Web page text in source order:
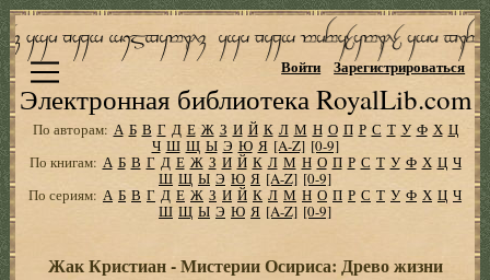
Электронная библиотека RoyalLib.com
Войти Зарегистрироваться
По авторам: А Б В Г Д Е Ж З И Й К Л М Н О П Р С Т У Ф Х Ц
Ч Ш Щ Ы Э Ю Я [A-Z] [0-9]
По книгам: А Б В Г Д Е Ж З И Й К Л М Н О П Р С Т У Ф Х Ц Ч
Ш Щ Ы Э Ю Я [A-Z] [0-9]
По сериям: А Б В Г Д Е Ж З И Й К Л М Н О П Р С Т У Ф Х Ц Ч
Ш Щ Ы Э Ю Я [A-Z] [0-9]
Жак Кристиан - Мистерии Осириса: Древо жизни